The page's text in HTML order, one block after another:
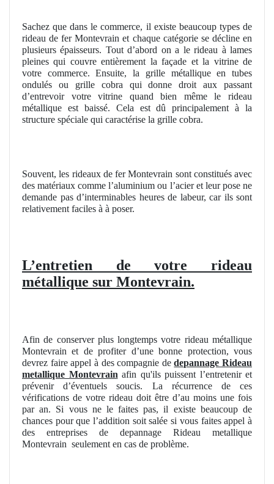
Sachez que dans le commerce, il existe beaucoup types de
rideau de fer Montevrain et chaque catégorie se décline en
plusieurs épaisseurs. Tout d’abord on a le rideau à lames
pleines qui couvre entièrement la façade et la vitrine de
votre commerce. Ensuite, la grille métallique en tubes
ondulés ou grille cobra qui donne droit aux passant
d’entrevoir votre vitrine quand bien même le rideau
métallique est baissé. Cela est dû principalement à la
structure spéciale qui caractérise la grille cobra.
Souvent, les rideaux de fer Montevrain sont constitués avec
des matériaux comme l’aluminium ou l’acier et leur pose ne
demande pas d’interminables heures de labeur, car ils sont
relativement faciles à à poser.
L’entretien de votre rideau
métallique sur Montevrain.
Afin de conserver plus longtemps votre rideau métallique
Montevrain et de profiter d’une bonne protection, vous
devrez faire appel à des compagnie dedepannage Rideau
metallique Montevrain afin qu'ils puissent l’entretenir et
prévenir d’éventuels soucis. La récurrence de ces
vérifications de votre rideau doit être d’au moins une fois
par an. Si vous ne le faites pas, il existe beaucoup de
chances pour que l’addition soit salée si vous faites appel à
des entreprises de depannage Rideau metallique
Montevrain seulement en cas de problème.